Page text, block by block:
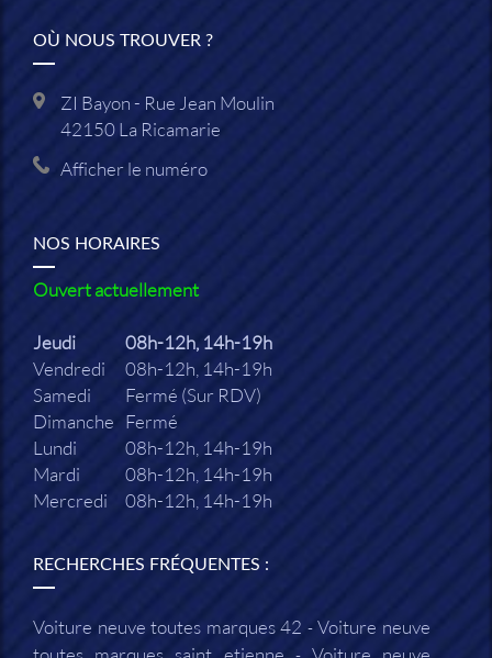
OÙ NOUS TROUVER ?
ZI Bayon - Rue Jean Moulin
42150La Ricamarie
Afficher le numéro
NOS HORAIRES
Ouvert actuellement
Jeudi
08h-12h, 14h-19h
Vendredi
08h-12h, 14h-19h
Samedi
Fermé (Sur RDV)
Dimanche Fermé
Lundi
08h-12h, 14h-19h
Mardi
08h-12h, 14h-19h
Mercredi
08h-12h, 14h-19h
RECHERCHES FRÉQUENTES :
Voiture neuve toutes marques 42
Voiture neuve